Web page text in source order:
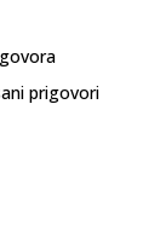
prigovori